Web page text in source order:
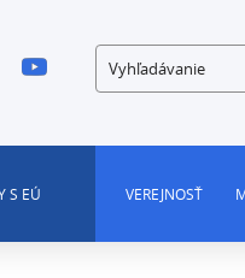
Vyhľadávanie
S EÚ VEREJNOSŤ